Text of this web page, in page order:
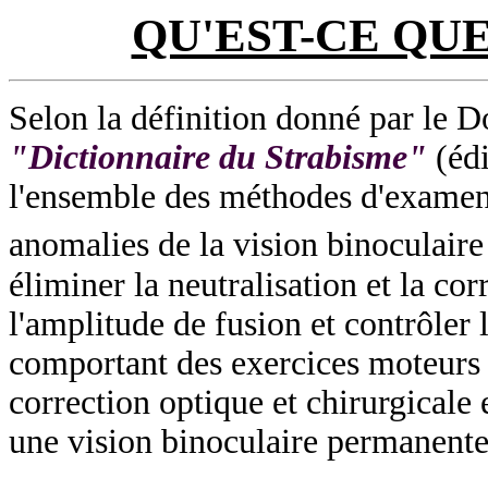
QU'EST-CE
Selon la définition donné par le
"Dictionnaire du Strabisme"
l'ensemble des méthodes
anomalies de la vision
éliminer la neutralisation et la
l'amplitude de fusion et contrôler
comportant des exercices
correction optique et chirurgicale
une vision binoculaire